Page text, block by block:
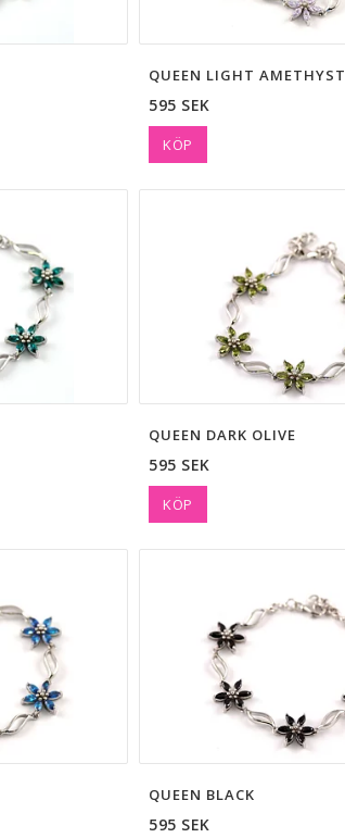
QUEEN LIGHT AMETHYST
595 SEK
KÖP
QUEEN DARK OLIVE
595 SEK
KÖP
QUEEN BLACK
595 SEK